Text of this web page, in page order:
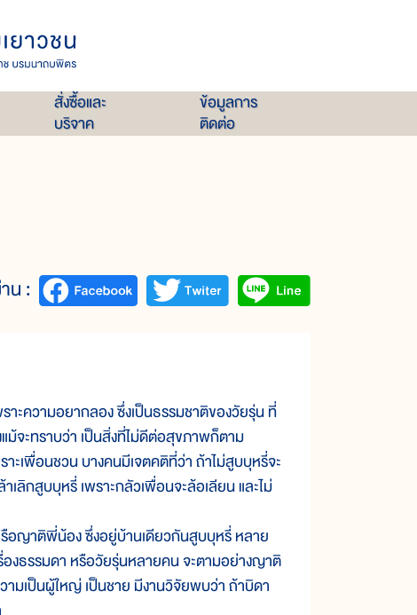
สั่งซื้อและ
บริจาค
ข้อมูลการ
ติดต่อ
น :
ะความอยากลอง ซึ่งเป็นธรรมชาติของวัยรุ่น ที่
ม้จะทราบว่า เป็นสิ่งที่ไม่ดีต่อสุขภาพก็ตาม
ะเพื่อนชวน บางคนมีเจตคติที่ว่า ถ้าไม่สูบบุหรี่จะ
เลิกสูบบุหรี่ เพราะกลัวเพื่อนจะล้อเลียน และไม่
รือญาติพี่น้อง ซึ่งอยู่บ้านเดียวกันสูบบุหรี่ หลาย
องธรรมดา หรือวัยรุ่นหลายคน จะตามอย่างญาติ
มเป็นผู้ใหญ่ เป็นชาย มีงานวิจัยพบว่า ถ้าบิดา